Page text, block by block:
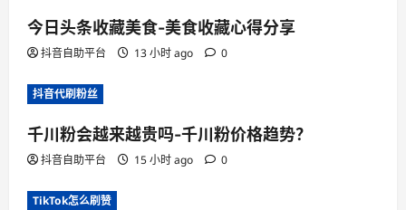
今日头条收藏美食-美食收藏心得分享
抖音自助平台 13 小时 ago 0
抖音代刷粉丝
千川粉会越来越贵吗-千川粉价格趋势？
抖音自助平台 15 小时 ago 0
TikTok怎么刷赞